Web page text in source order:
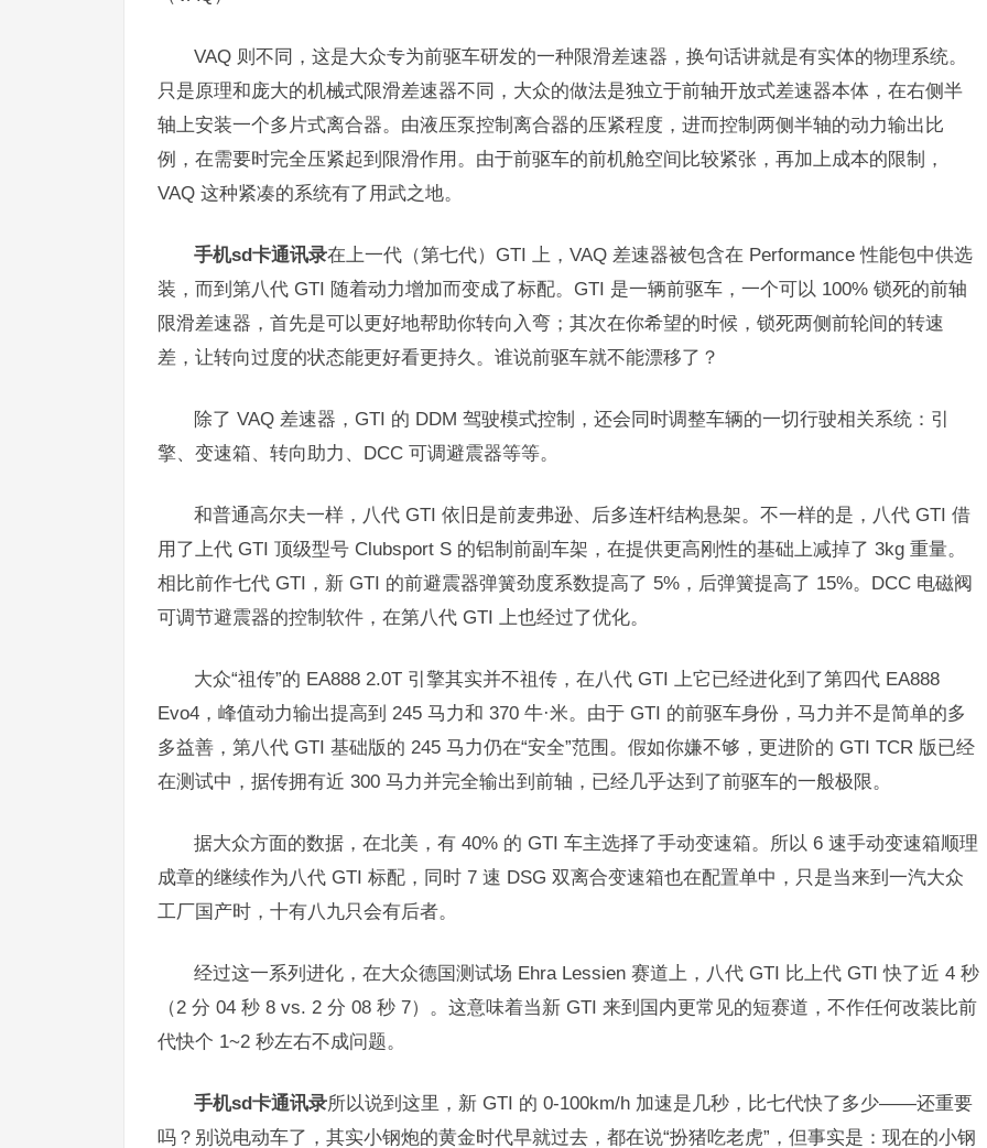
VAQ 则不同，这是大众专为前驱车研发的一种限滑差速器，换句话讲就是有实体的物理系统。
只是原理和庞大的机械式限滑差速器不同，大众的做法是独立于前轴开放式差速器本体，在右侧半
轴上安装一个多片式离合器。由液压泵控制离合器的压紧程度，进而控制两侧半轴的动力输出比
例，在需要时完全压紧起到限滑作用。由于前驱车的前机舱空间比较紧张，再加上成本的限制，
VAQ 这种紧凑的系统有了用武之地。
手机sd卡通讯录在上一代（第七代）GTI 上，VAQ 差速器被包含在 Performance 性能包中供选
装，而到第八代 GTI 随着动力增加而变成了标配。GTI 是一辆前驱车，一个可以 100% 锁死的前轴
限滑差速器，首先是可以更好地帮助你转向入弯；其次在你希望的时候，锁死两侧前轮间的转速
差，让转向过度的状态能更好看更持久。谁说前驱车就不能漂移了？
除了 VAQ 差速器，GTI 的 DDM 驾驶模式控制，还会同时调整车辆的一切行驶相关系统：引
擎、变速箱、转向助力、DCC 可调避震器等等。
和普通高尔夫一样，八代 GTI 依旧是前麦弗逊、后多连杆结构悬架。不一样的是，八代 GTI 借
用了上代 GTI 顶级型号 Clubsport S 的铝制前副车架，在提供更高刚性的基础上减掉了 3kg 重量。
相比前作七代 GTI，新 GTI 的前避震器弹簧劲度系数提高了 5%，后弹簧提高了 15%。DCC 电磁阀
可调节避震器的控制软件，在第八代 GTI 上也经过了优化。
大众“祖传”的 EA888 2.0T 引擎其实并不祖传，在八代 GTI 上它已经进化到了第四代 EA888
Evo4，峰值动力输出提高到 245 马力和 370 牛·米。由于 GTI 的前驱车身份，马力并不是简单的多
多益善，第八代 GTI 基础版的 245 马力仍在“安全”范围。假如你嫌不够，更进阶的 GTI TCR 版已经
在测试中，据传拥有近 300 马力并完全输出到前轴，已经几乎达到了前驱车的一般极限。
据大众方面的数据，在北美，有 40% 的 GTI 车主选择了手动变速箱。所以 6 速手动变速箱顺理
成章的继续作为八代 GTI 标配，同时 7 速 DSG 双离合变速箱也在配置单中，只是当来到一汽大众
工厂国产时，十有八九只会有后者。
经过这一系列进化，在大众德国测试场 Ehra Lessien 赛道上，八代 GTI 比上代 GTI 快了近 4 秒
（2 分 04 秒 8 vs. 2 分 08 秒 7）。这意味着当新 GTI 来到国内更常见的短赛道，不作任何改装比前
代快个 1~2 秒左右不成问题。
手机sd卡通讯录所以说到这里，新 GTI 的 0-100km/h 加速是几秒，比七代快了多少——还重要
吗？别说电动车了，其实小钢炮的黄金时代早就过去，都在说“扮猪吃老虎”，但事实是：现在的小钢